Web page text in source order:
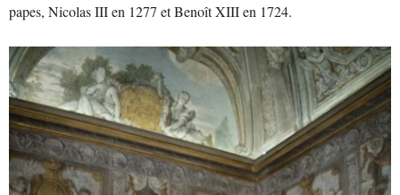
papes, Nicolas III en 1277 et Benoît XIII en 1724.